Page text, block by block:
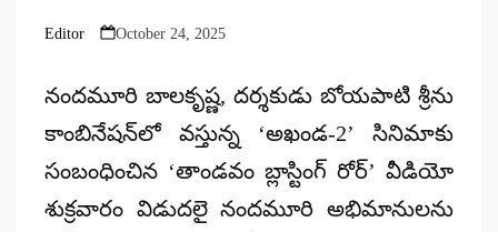
Posted
Editor October 24, 2025
నందమూరి బాలకృష్ణ, దర్శకుడు బోయపాటి శ్రీను
కాంబినేషన్‌లో వస్తున్న ‘అఖండ-2’ సినిమాకు
సంబంధించిన ‘తాండవం బ్లాస్టింగ్ రోర్’ వీడియో
శుక్రవారం విడుదలై నందమూరి అభిమానులను